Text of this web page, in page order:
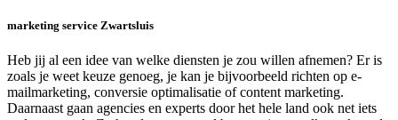
marketing service Zwartsluis
Heb jij al een idee van welke diensten je zou willen afnemen? Er is
zoals je weet keuze genoeg, je kan je bijvoorbeeld richten op e-
mailmarketing, conversie optimalisatie of content marketing.
Daarnaast gaan agencies en experts door het hele land ook net iets